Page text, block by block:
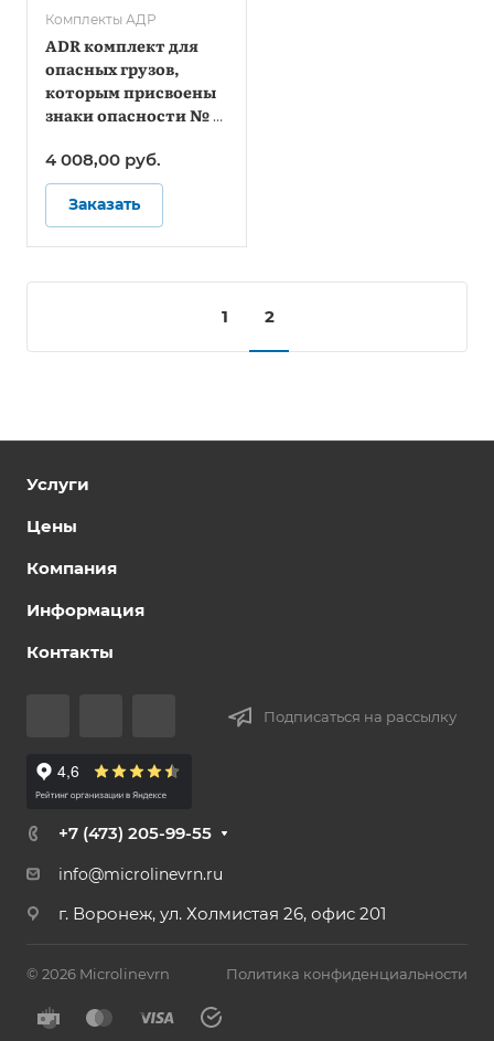
Комплекты АДР
ADR комплект для
опасных грузов,
которым присвоены
знаки опасности № 1,
ДОПОГ)
4 008,00 руб.
Заказать
1 2
Услуги
Цены
Компания
Информация
Контакты
Подписаться на рассылку
+7 (473) 205-99-55
info@microlinevrn.ru
г. Воронеж, ул. Холмистая 26, офис 201
© 2026 Microlinevrn Политика конфиденциальности